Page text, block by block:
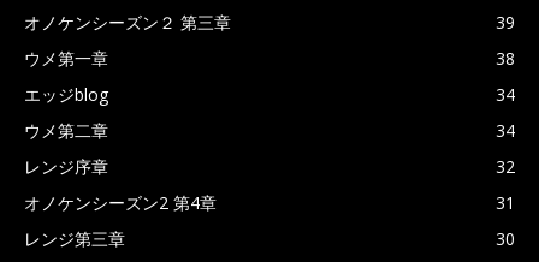
オノケンシーズン２ 第三章
39
ウメ第一章
38
エッジblog
34
ウメ第二章
34
レンジ序章
32
オノケンシーズン2 第4章
31
レンジ第三章
30